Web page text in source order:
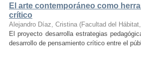
El arte contemporáneo como
crítico
Alejandro Díaz, Cristina (Facultad del Hábitat,
El proyecto desarrolla estrategias
desarrollo de pensamiento crítico entre el